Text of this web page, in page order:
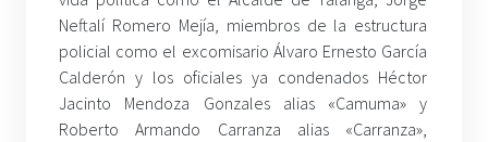
Neftalí Romero Mejía, miembros de la estructura
policial como el excomisario Álvaro Ernesto García
Calderón y los oficiales ya condenados Héctor
Jacinto Mendoza Gonzales alias «Camuma» y
Roberto Armando Carranza alias «Carranza»,